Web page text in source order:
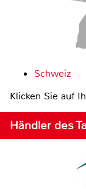
Schweiz
Klicken Sie auf
Händler des